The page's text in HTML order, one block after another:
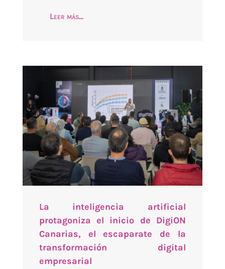
Leer más...
La inteligencia artificial
protagoniza el inicio de DigiON
Canarias, el escaparate de la
transformación digital
empresarial